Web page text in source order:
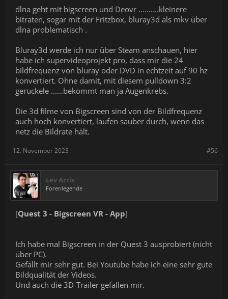
dlna geht mit bigscreen und Deovr ..........kleinere
bitraten, sogar mit der Fritzbox, bluray3d als mkv über
dlna problematisch .
Bluray3d werde ich nur über Steam anschauen, hier
habe ich supervideoprojekt pro, dass mir die 24
bildfrequenz von bluray oder DVD in echtzeit auf 90 hz
konvertiert. Ohne damit, mit diesem pulldown 3:2
geruckele ......bekommt man ja Augenkrebs.
Die 3d filme von Bigscreen sind von der Bildfrequenz
auch hoch konvertiert, laufen sauber durch, wenn das
netz die Bildrate hält.
#56
12. November 2023
Lev Arris
Forenlegende
[Quest 3 - Bigscreen VR - App]
Ich habe mal Bigscreen in der Quest 3 ausprobiert (nicht
über PC).
Gefällt mir sehr gut. Bei Youtube habe ich eine sehr gute
Bildqualität der Videos.
Und auch die 3D-Trailer gefallen mir.